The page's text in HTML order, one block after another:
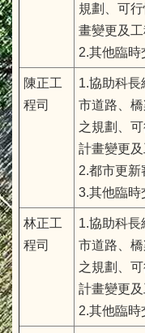
規劃、可
畫變更及工
2.其他臨時
陳正工
程司
1.協助科長
市道路、
之規劃、
計畫變更及
2.都市更新
3.其他臨時
林正工
程司
1.協助科長
市道路、
之規劃、
計畫變更及
2.其他臨時